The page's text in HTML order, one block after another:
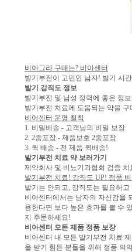
비아그라 구매는? 비아센터
발기부전이 고민인 남자! 발기 시
발기 강직도 정보
발기부전 및 남성 정력에 좋은 정
발기부전 치료에 도움되는 약을
비아센터 운영 철칙
1. 비밀배송 - 고객님의 비밀 보장
2. 2중포장 - 제품보호 2중포장
3. 퀵 배송 - 전 제품 퀵배송!
발기부전 치료 약 보러가기
제약회사 및 비뇨기과협회 검증
발기부전 치료! 강직도 UP! 정품
발기는 안되고, 강직도는 필요하
비아센터에서는 남자의 자신감을
용한다면 보다 높은 효과를 볼 수
지 주문하세요!
비아센터 모든 제품 정품 보장
비아센터 내 모든 발기부전 치료
을 받기 힘든 분들을 위해 정품 의